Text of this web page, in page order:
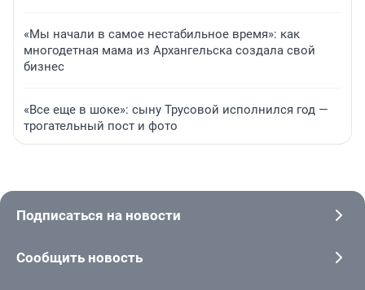
«Мы начали в самое нестабильное время»: как
многодетная мама из Архангельска создала свой
бизнес
«Все еще в шоке»: сыну Трусовой исполнился год —
трогательный пост и фото
Подписаться на новости
Сообщить новость